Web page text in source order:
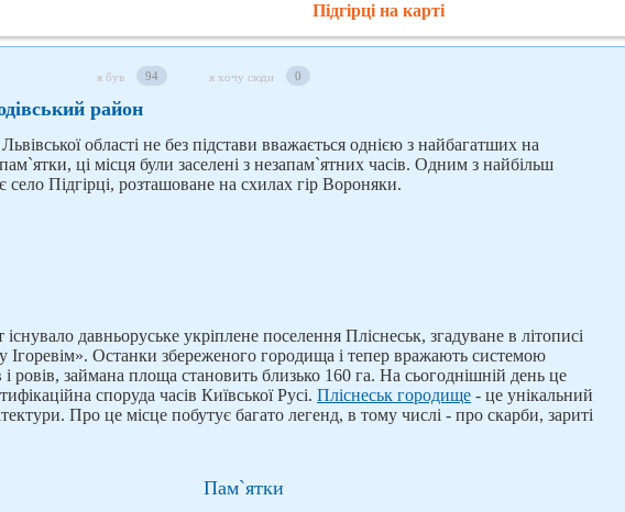
Підгірці на карті
я був 94 я хочу сюди 0
район
області не без підстави вважається однією з найбагатших на
ці місця були заселені з незапам`ятних часів. Одним з найбільш
село Підгірці, розташоване на схилах гір Вороняки.
існувало давньоруське укріплене поселення Пліснеськ, згадуване в літописі
Ігоревім». Останки збереженого городища і тепер вражають системою
і ровів, займана площа становить близько 160 га. На сьогоднішній день це
споруда часів Київської Русі. Пліснеськ городище - це унікальний
Про це місце побутує багато легенд, в тому числі - про скарби, зариті
Пам`ятки